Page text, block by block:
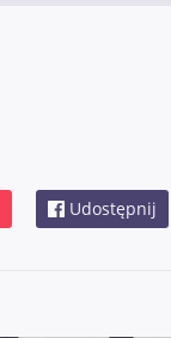
Udostępnij